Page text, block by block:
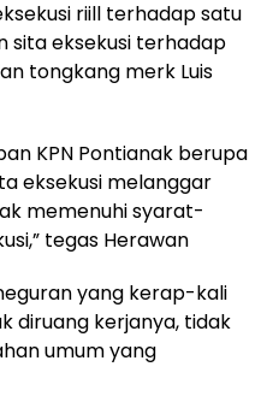
riill terhadap satu
sita eksekusi terhadap
tongkang merk Luis
KPN Pontianak berupa
eksekusi melanggar
memenuhi syarat-
tegas Herawan
yang kerap-kali
diruang kerjanya, tidak
umum yang